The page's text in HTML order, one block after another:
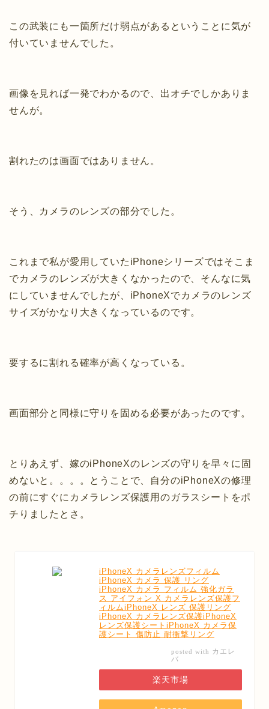
この武装にも一箇所だけ弱点があるということに気が
付いていませんでした。
画像を見れば一発でわかるので、出オチでしかありま
せんが。
割れたのは画面ではありません。
そう、カメラのレンズの部分でした。
これまで私が愛用していたiPhoneシリーズではそこま
でカメラのレンズが大きくなかったので、そんなに気
にしていませんでしたが、iPhoneXでカメラのレンズ
サイズがかなり大きくなっているのです。
要するに割れる確率が高くなっている。
画面部分と同様に守りを固める必要があったのです。
とりあえず、嫁のiPhoneXのレンズの守りを早々に固
めないと。。。。とうことで、自分のiPhoneXの修理
の前にすぐにカメラレンズ保護用のガラスシートをポ
チりましたとさ。
iPhoneX カメラレンズフィルム
iPhoneX カメラ 保護 リング
iPhoneX カメラ フィルム 強化ガラ
ス アイフォン X カメラレンズ保護フ
ィルムiPhoneX レンズ 保護リング
iPhoneX カメラレンズ保護iPhoneX
レンズ保護シートiPhoneX カメラ保
護シート 傷防止 耐衝撃リング
posted with カエレ
バ
楽天市場